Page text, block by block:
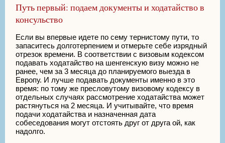
Путь первый: подаем документы и ходатайство в
консульство
Если вы впервые идете по сему тернистому пути, то
запаситесь долготерпением и отмерьте себе изрядный
отрезок времени. В соответствии с визовым кодексом
подавать ходатайство на шенгенскую визу можно не
ранее, чем за 3 месяца до планируемого выезда в
Европу. И лучше подавать документы именно в это
время: по тому же пресловутому визовому кодексу в
отдельных случаях рассмотрение ходатайства может
растянуться на 2 месяца. И учитывайте, что время
подачи ходатайства и назначенная дата
собеседования могут отстоять друг от друга ой, как
надолго.